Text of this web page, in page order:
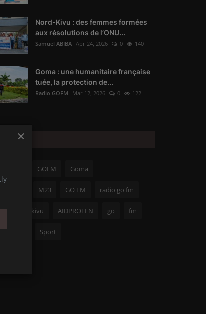
Nord-Kivu : des femmes formées
aux résolutions de l’ONU...
Samuel ABIBA Apr 24, 2026 0 140
Goma : une humanitaire française
tuée, la protection de...
Radio GOFM Mar 12, 2026 0 122
TAGS
GOFM Goma
M23 GO FM radio go fm
Nord-kivu AIDPROFEN go fm
Sport